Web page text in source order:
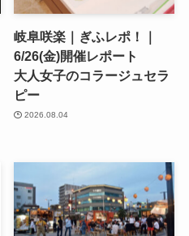
岐阜咲楽｜ぎふレポ！｜
6/26(金)開催レポート
大人女子のコラージュセラ
ピー
2026.08.04